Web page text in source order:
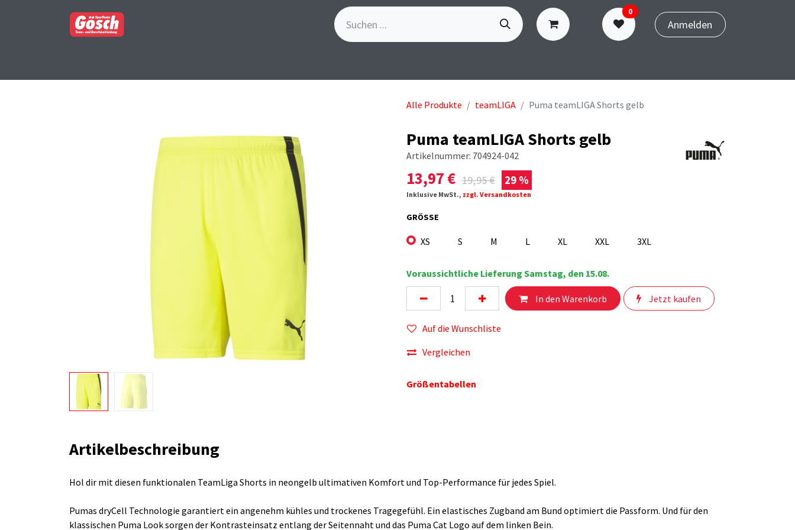
0
Anmelden
Alle Produkte teamLIGA Puma teamLIGA Shorts gelb
Puma teamLIGA Shorts gelb
Artikelnummer: 704924-042
13,97 € 19,95€ 29 %
Inklusive MwSt., zzgl. Versandkosten
GRÖSSE
XS S M L XL XXL 3XL
Voraussichtliche Lieferung Samstag, den 15.08.
In den Warenkorb Jetzt kaufen
Auf die Wunschliste
Vergleichen
Größentabellen
Artikelbeschreibung
Hol dir mit diesen funktionalen TeamLiga Shorts in neongelb ultimativen Komfort und Top-Performance für jedes Spiel.
Pumas dryCell Technologie garantiert ein angenehm kühles und trockenes Tragegefühl. Ein elastisches Zugband am Bund optimiert die Passform. Und für den
klassischen Puma Look sorgen der Kontrasteinsatz entlang der Seitennaht und das Puma Cat Logo auf dem linken Bein.